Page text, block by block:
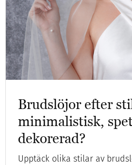
Brudslöjor efter
minimalistisk,
dekorerad?
Upptäck olika stilar av